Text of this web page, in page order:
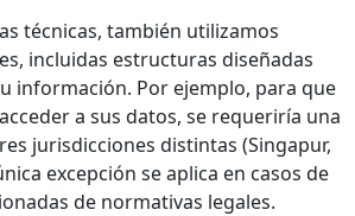
técnicas, también utilizamos
incluidas estructuras diseñadas
información. Por ejemplo, para que
a sus datos, se requeriría una
jurisdicciones distintas (Singapur,
excepción se aplica en casos de
de normativas legales.